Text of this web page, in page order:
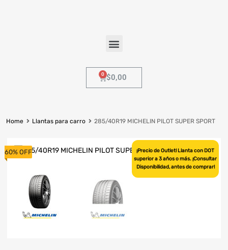
$0,00
Home Llantas para carro 285/40R19 MICHELIN PILOT SUPER SPORT
60% OFF
¡Precio de Outlet! Llanta con DOT
superior a 3 años o más. ¡Consultar
Disponibilidad, antes de comprar!